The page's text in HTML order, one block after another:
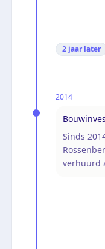
2 jaar later
2014
Sinds
verhuurd